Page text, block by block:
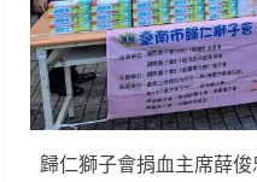
歸仁獅子會捐血主席薛